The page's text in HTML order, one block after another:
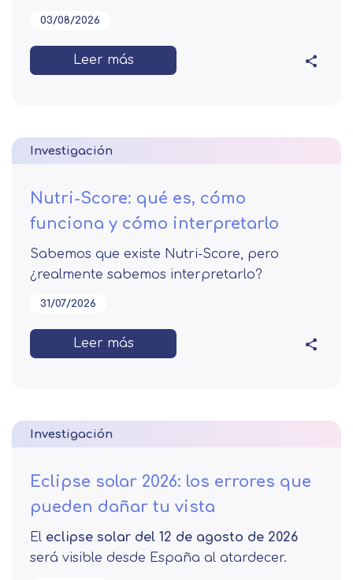
03/08/2026
Leer más
Investigación
Nutri-Score: qué es, cómo
funciona y cómo interpretarlo
Sabemos que existe Nutri-Score, pero
¿realmente sabemos interpretarlo?
31/07/2026
Leer más
Investigación
Eclipse solar 2026: los errores que
pueden dañar tu vista
El eclipse solar del 12 de agosto de 2026
será visible desde España al atardecer.